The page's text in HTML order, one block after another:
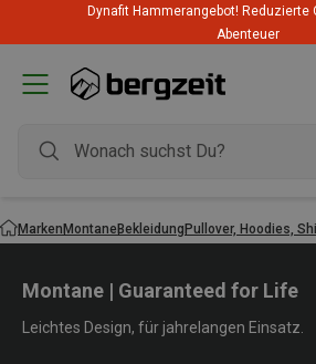
Dynafit Hammerangebot! Reduzierte
Abenteuer
MarkenMontaneBekleidungPullover, Hoodies,
Montane | Guaranteed for Life
Leichtes Design, für jahrelangen Einsatz.